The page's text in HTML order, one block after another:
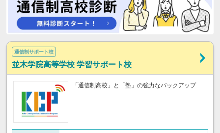
通信制サポート校
並木学院高等学校 学習サポート校
「通信制高校」と「塾」の強力なバックアップ